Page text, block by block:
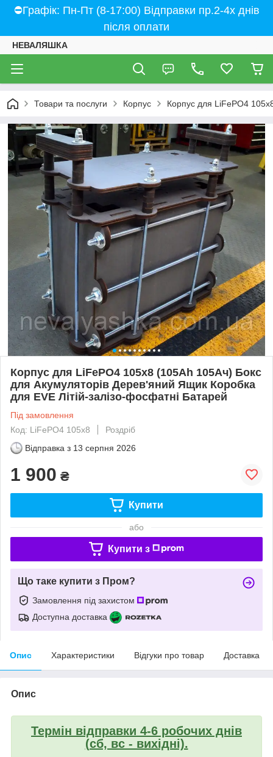
⛔Графік: Пн-Пт (8-17:00) Відправки пр.2-4х днів
після оплати
НЕВАЛЯШКА
Товари та послуги Корпус Корпус для LiFePO4
Корпус для LiFePO4 105х8 (105Ah 105Ач) Бокс
для Акумуляторів Дерев'яний Ящик Коробка
для EVE Літій-залізо-фосфатні Батарей
Під замовлення
Код: LiFePO4 105х8
Роздріб
Відправка з 13 серпня 2026
1 900 ₴
Купити
або
Купити з
Що таке купити з Пром?
Замовлення під захистом
Доступна доставка
Опис Характеристики Відгуки про товар Доставка
Опис
Термін відправки 4-6 робочих днів
(сб, вс - вихідні).